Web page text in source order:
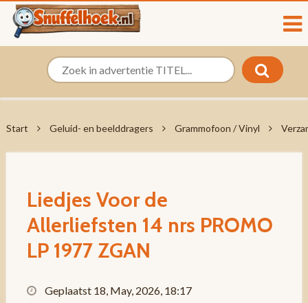
Start Geluid- en beelddragers Grammofoon / Vinyl
Liedjes Voor de
Allerliefsten 14 nrs PROMO
LP 1977 ZGAN
Geplaatst 18, May, 2026, 18:17